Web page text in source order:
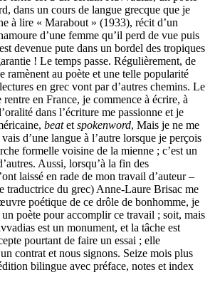
dans un cours de langue grecque que je
à lire « Marabout » (1933), récit d’un
d’une femme qu’il perd de vue puis
devenue pute dans un bordel des tropiques
! Le temps passe. Régulièrement, de
ramènent au poète et une telle popularité
en grec vont par d’autres chemins. Le
rentre en France, je commence à écrire, à
dans l’écriture me passionne et je
beatetspokenword, Mais je ne me
d’une langue à l’autre lorsque je perçois
formelle voisine de la mienne ; c’est un
Aussi, lorsqu’à la fin des
laissé en rade de mon travail d’auteur –
traductrice du grec) Anne-Laure Brisac me
poétique de ce drôle de bonhomme, je
poète pour accomplir ce travail ; soit, mais
est un monument, et la tâche est
pourtant de faire un essai ; elle
contrat et nous signons. Seize mois plus
bilingue avec préface, notes et index